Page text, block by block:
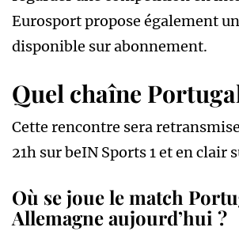
Eurosport propose également
disponible sur abonnement.
Quel chaîne
Cette rencontre sera
21h sur beIN Sports 1 et en clair
Où se joue le match
Allemagne aujourd’hui ?